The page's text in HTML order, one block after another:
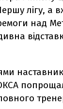
лігу, а
над